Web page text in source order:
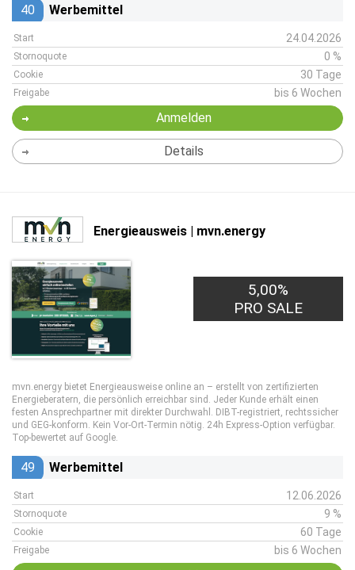
40 Werbemittel
Start 24.04.2026
Stornoquote 0 %
Cookie 30 Tage
Freigabe bis 6 Wochen
Anmelden
Details
Energieausweis | mvn.energy
5,00%
PRO SALE
mvn.energy bietet Energieausweise online an – erstellt von zertifizierten
Energieberatern, die persönlich erreichbar sind. Jeder Kunde erhält einen
festen Ansprechpartner mit direkter Durchwahl. DIBT-registriert, rechtssicher
und GEG-konform. Kein Vor-Ort-Termin nötig. 24h Express-Option verfügbar.
Top-bewertet auf Google.
49 Werbemittel
Start 12.06.2026
Stornoquote 9 %
Cookie 60 Tage
Freigabe bis 6 Wochen